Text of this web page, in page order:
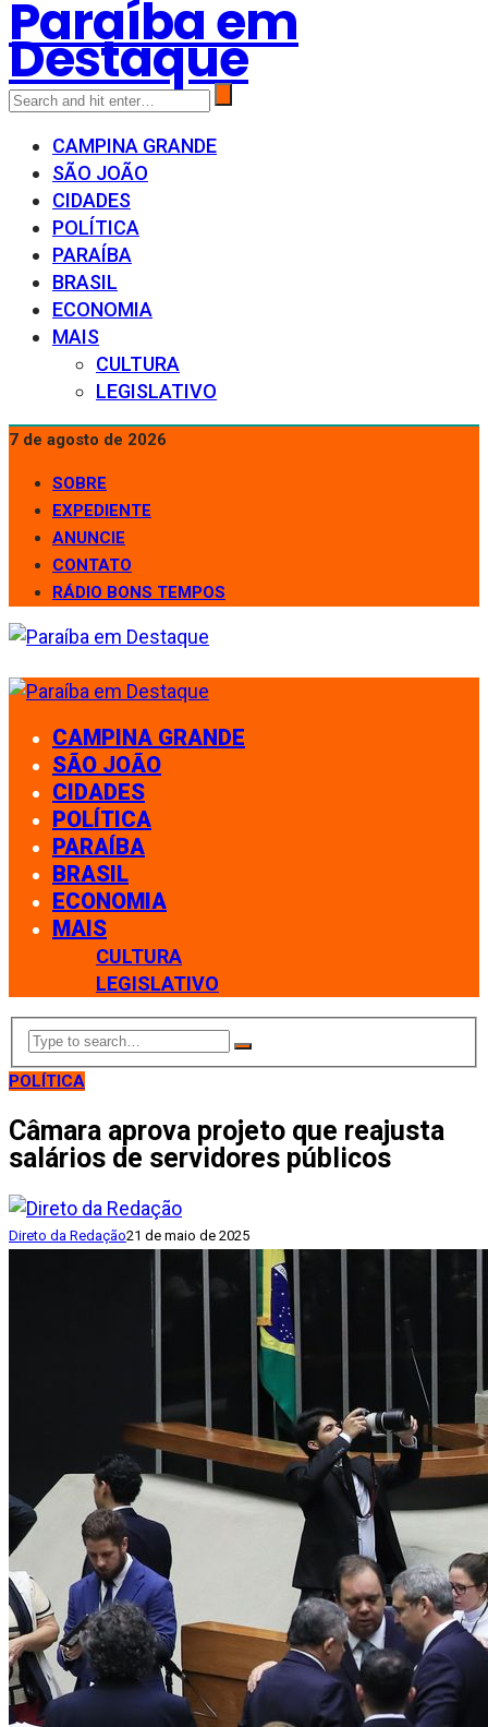
Paraíba em
Destaque
CAMPINA GRANDE
SÃO JOÃO
CIDADES
POLÍTICA
PARAÍBA
BRASIL
ECONOMIA
MAIS
CULTURA
LEGISLATIVO
7 de agosto de 2026
SOBRE
EXPEDIENTE
ANUNCIE
CONTATO
RÁDIO BONS TEMPOS
CAMPINA GRANDE
SÃO JOÃO
CIDADES
POLÍTICA
PARAÍBA
BRASIL
ECONOMIA
MAIS
CULTURA
LEGISLATIVO
POLÍTICA
Câmara aprova projeto que reajusta
salários de servidores públicos
Direto da Redação21 de maio de 2025